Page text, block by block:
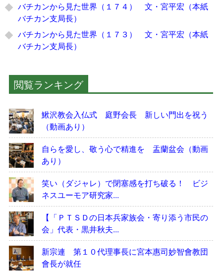
バチカンから見た世界（１７４） 文・宮平宏（本紙
バチカン支局長）
バチカンから見た世界（１７３） 文・宮平宏（本紙
バチカン支局長）
閲覧ランキング
鰍沢教会入仏式 庭野会長 新しい門出を祝う
（動画あり）
自らを愛し、敬う心で精進を 盂蘭盆会（動画
あり）
笑い（ダジャレ）で閉塞感を打ち破る！ ビジ
ネスユーモア研究家...
【「ＰＴＳＤの日本兵家族会・寄り添う市民の
会」代表・黒井秋夫...
新宗連 第１０代理事長に宮本惠司妙智會教団
會長が就任